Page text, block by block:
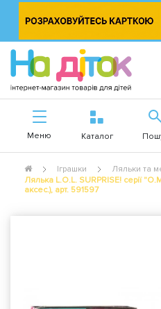
Меню Каталог
Іграшки
Ляльки та
Лялька L.O.L. SURPRISE! серії
аксес.), арт. 591597